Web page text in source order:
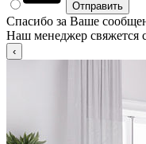
Спасибо за Ваше
Наш менеджер свяжется